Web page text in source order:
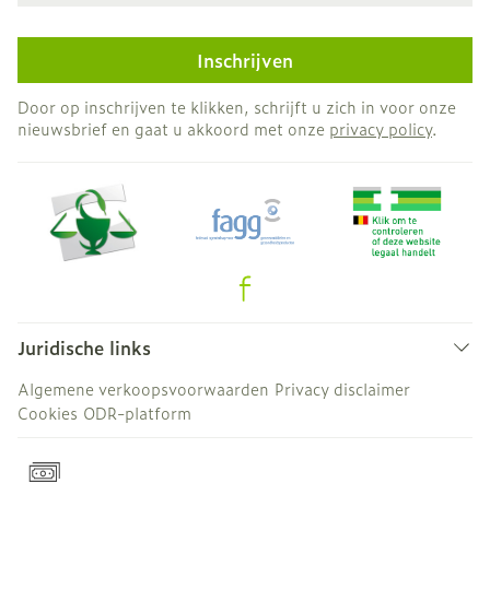
Inschrijven
Door op inschrijven te klikken, schrijft u zich in voor onze
nieuwsbrief en gaat u akkoord met onze privacy policy.
Juridische links
Algemene verkoopsvoorwaarden Privacy disclaimer
Cookies ODR-platform